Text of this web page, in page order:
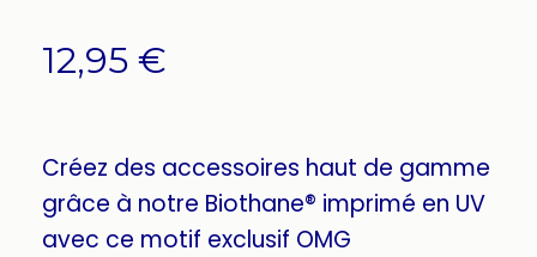
12,95 €
Créez des accessoires haut de gamme
grâce à notre Biothane® imprimé en UV
avec ce motif exclusif OMG